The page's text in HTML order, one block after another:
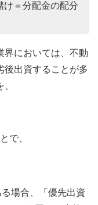
け＝分配金の配分
界においては、不動
後出資することが多
で、
場合、「優先出資